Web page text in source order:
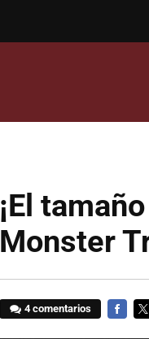
¡El
Monster
4 comentarios